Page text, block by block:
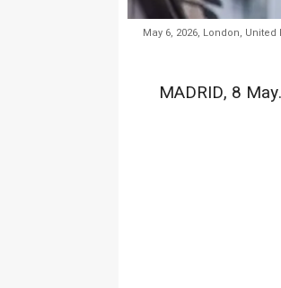
May 6, 2026, London,
MADRID, 8